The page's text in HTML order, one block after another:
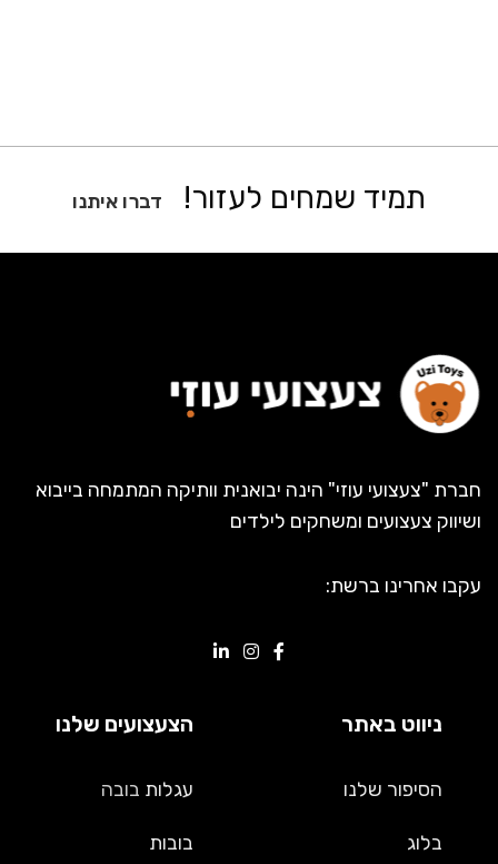
תמיד שמחים לעזור! דברו איתנו
חברת "צעצועי עוזי" הינה יבואנית וותיקה המתמחה בייבוא
ושיווק צעצועים ומשחקים לילדים
עקבו אחרינו ברשת:
ניווט באתר
הסיפור שלנו
בלוג
הצעצועים שלנו
עגלות בובה
בובות